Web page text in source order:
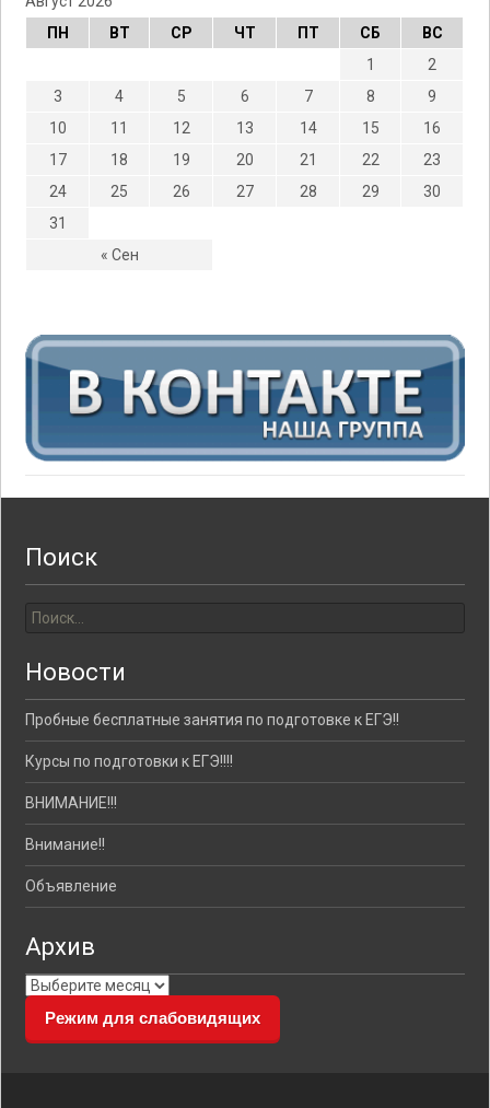
ПН
ВТ СР ЧТ ПТ СБ ВС
« Сен
1
2
3
4 5 6 7 8
9
10
11 12 13 14 15
16
17
18 19 20 21 22
23
24
25 26 27 28 29
30
31
Поиск
Новости
Пробные бесплатные занятия по подготовке к ЕГЭ!!
Курсы по подготовки к ЕГЭ!!!!
ВНИМАНИЕ!!!
Внимание!!
Объявление
Архив
Архив
Режим для слабовидящих